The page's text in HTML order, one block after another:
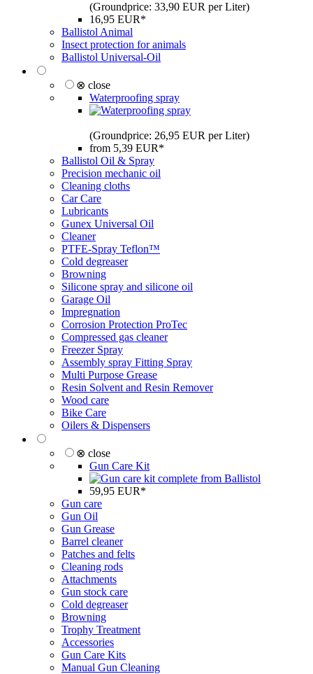
(Groundprice: 33,90 EUR per Liter)
16,95 EUR*
Ballistol Animal
Insect protection for animals
Ballistol Universal-Oil
⊗ close
Waterproofing spray
(Groundprice: 26,95 EUR per Liter)
from 5,39 EUR*
Ballistol Oil & Spray
Precision mechanic oil
Cleaning cloths
Car Care
Lubricants
Gunex Universal Oil
Cleaner
PTFE-Spray Teflon™
Cold degreaser
Browning
Silicone spray and silicone oil
Garage Oil
Impregnation
Corrosion Protection ProTec
Compressed gas cleaner
Freezer Spray
Assembly spray Fitting Spray
Multi Purpose Grease
Resin Solvent and Resin Remover
Wood care
Bike Care
Oilers & Dispensers
⊗ close
Gun Care Kit
59,95 EUR*
Gun care
Gun Oil
Gun Grease
Barrel cleaner
Patches and felts
Cleaning rods
Attachments
Gun stock care
Cold degreaser
Browning
Trophy Treatment
Accessories
Gun Care Kits
Manual Gun Cleaning